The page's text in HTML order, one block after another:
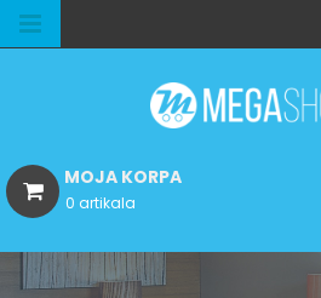
MOJA KORPA
0 artikala